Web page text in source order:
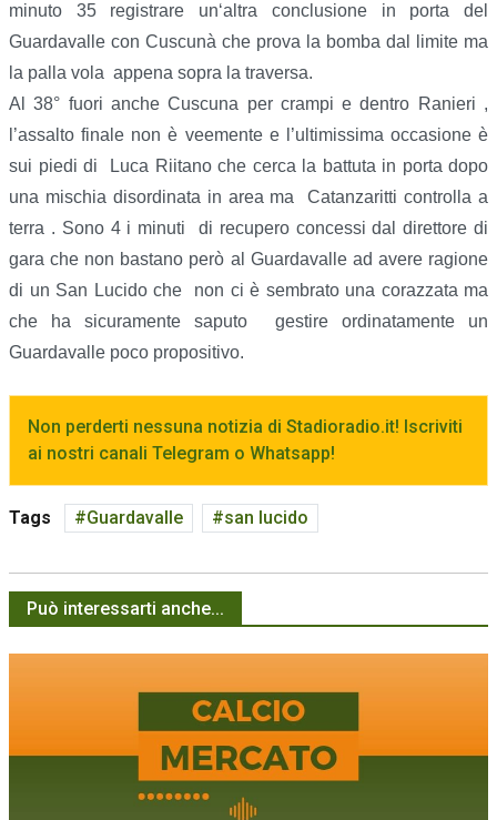
minuto 35 registrare un‘altra conclusione in porta del
Guardavalle con Cuscunà che prova la bomba dal limite ma
la palla vola appena sopra la traversa.
Al 38° fuori anche Cuscuna per crampi e dentro Ranieri ,
l’assalto finale non è veemente e l’ultimissima occasione è
sui piedi di Luca Riitano che cerca la battuta in porta dopo
una mischia disordinata in area ma Catanzaritti controlla a
terra . Sono 4 i minuti di recupero concessi dal direttore di
gara che non bastano però al Guardavalle ad avere ragione
di un San Lucido che non ci è sembrato una corazzata ma
che ha sicuramente saputo gestire ordinatamente un
Guardavalle poco propositivo.
Non perderti nessuna notizia di Stadioradio.it! Iscriviti
ai nostri canali Telegram o Whatsapp!
Tags Guardavalle san lucido
Può interessarti anche...